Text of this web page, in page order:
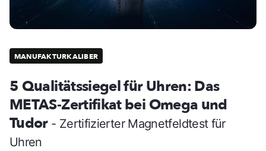
MANUFAKTURKALIBER
5 Qualitätssiegel für Uhren: Das
METAS-Zertifikat bei Omega und
Tudor - Zertifizierter Magnetfeldtest für
Uhren